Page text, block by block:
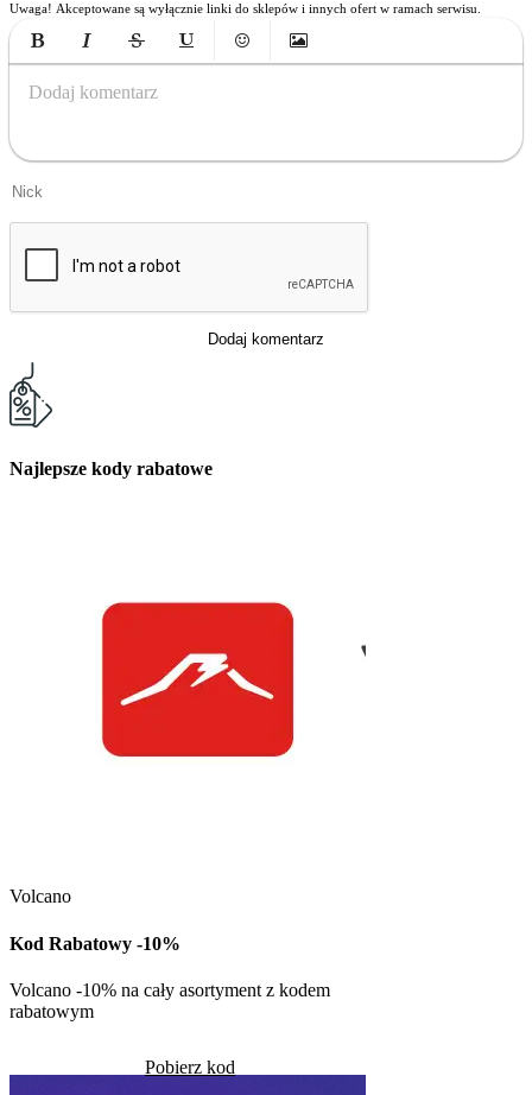
Uwaga! Akceptowane są wyłącznie linki do sklepów i innych ofert w ramach serwisu.
Bold Italic Strikethrough
UnderlineEmoticonsInsert Image
Dodaj komentarz
Dodaj komentarz
Najlepsze kody rabatowe
Volcano
Kod Rabatowy -10%
Volcano -10% na cały asortyment z kodem
rabatowym
Pobierz kod